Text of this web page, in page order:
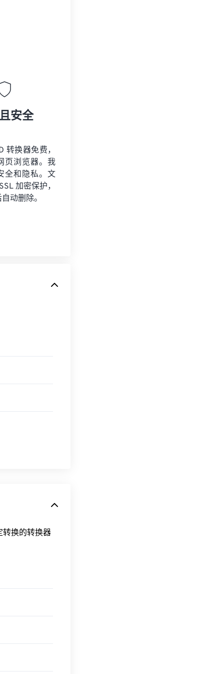
安全
转换器免费，
页浏览器。我
全和隐私。文
加密保护，
动删除。
转换的转换器